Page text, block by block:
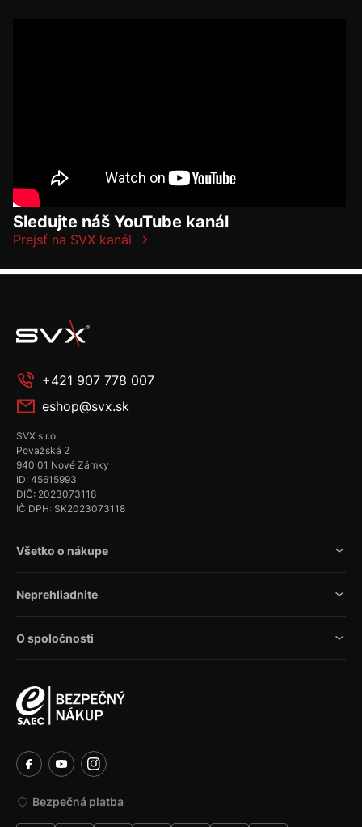
Sledujte náš YouTube kanál
Prejsť na SVX kanál
+421 907 778 007
eshop@svx.sk
SVX s.r.o.
Považská 2
940 01 Nové Zámky
ID: 45615993
DIČ: 2023073118
IČ DPH: SK2023073118
Všetko o nákupe
Neprehliadnite
O spoločnosti
Bezpečná platba